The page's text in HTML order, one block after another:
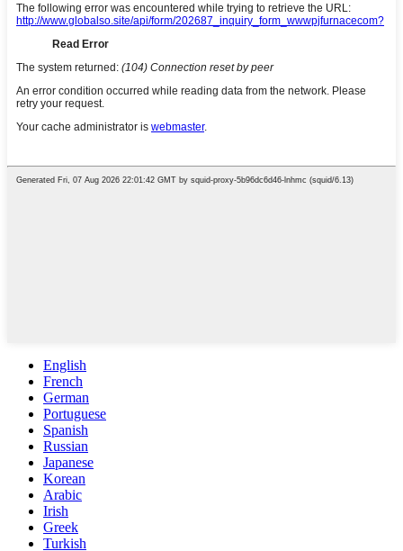
English
French
German
Portuguese
Spanish
Russian
Japanese
Korean
Arabic
Irish
Greek
Turkish